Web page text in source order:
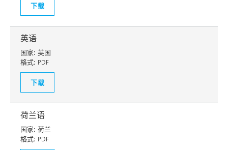
下载
英语
国家: 英国
格式: PDF
下载
荷兰语
国家: 荷兰
格式: PDF